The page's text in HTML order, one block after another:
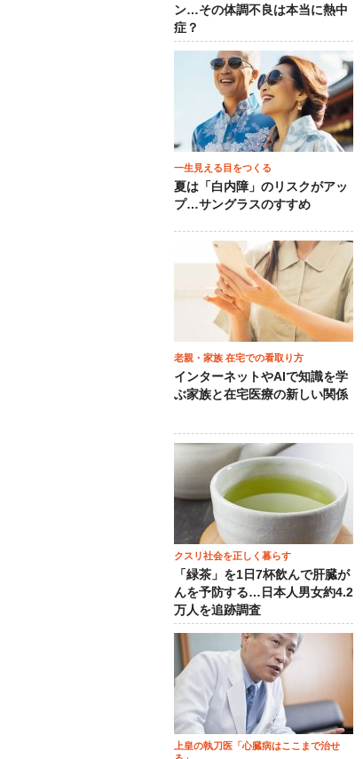
ン…その体調不良は本当に熱中
症？
一生見える目をつくる
夏は「白内障」のリスクがアッ
プ…サングラスのすすめ
老親・家族 在宅での看取り方
インターネットやAIで知識を学
ぶ家族と在宅医療の新しい関係
クスリ社会を正しく暮らす
「緑茶」を1日7杯飲んで肝臓が
んを予防する…日本人男女約4.2
万人を追跡調査
上皇の執刀医「心臓病はここまで治せ